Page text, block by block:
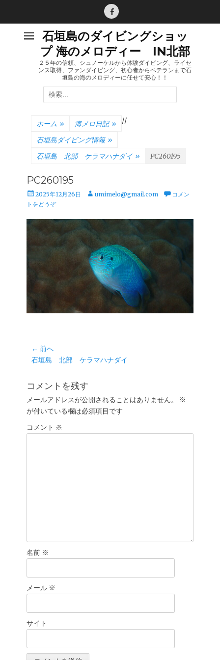
Facebook
石垣島のダイビングショッ
プ 海のメロディー IN北部
２５年の信頼、シュノーケルから体験ダイビング、ライセ
ンス取得、ファンダイビング、初心者からベテランまで石
垣島の海のメロディーに任せて安心！！
検
索:
ホーム » 海メロ日記 » /
石垣島ダイビング情報 »
/
石垣島 北部 ケラマハナダイ » PC260195
PC260195
投
稿
2025年12月26日
投 umimelo@gmail.com
コメン
トをどうぞ
投
稿
ビ
ゲ
ー
シ
← 前へ
前
投
石垣島 北部 ケラマハナダイ
コメントを残す
メールアドレスが公開されることはありません。
※
が付いている欄は必須項目です
コメント ※
名前 ※
メール ※
サイト